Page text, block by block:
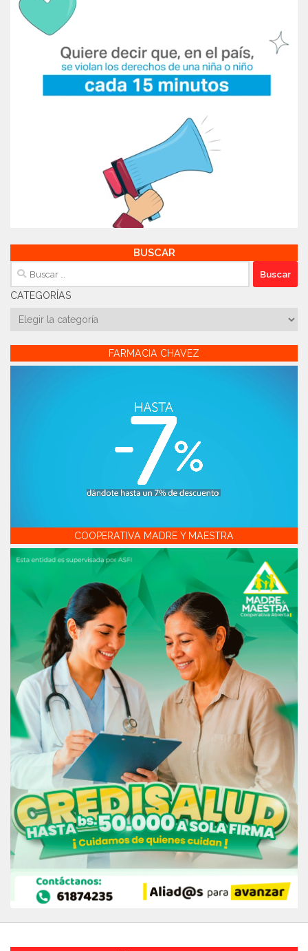
BUSCAR
Buscar:
CATEGORÍAS
Categorías
FARMACIA CHAVEZ
COOPERATIVA MADRE Y MAESTRA